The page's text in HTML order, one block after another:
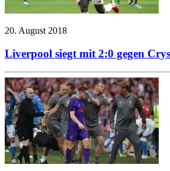
20. August 2018
Liverpool siegt mit 2:0 gegen